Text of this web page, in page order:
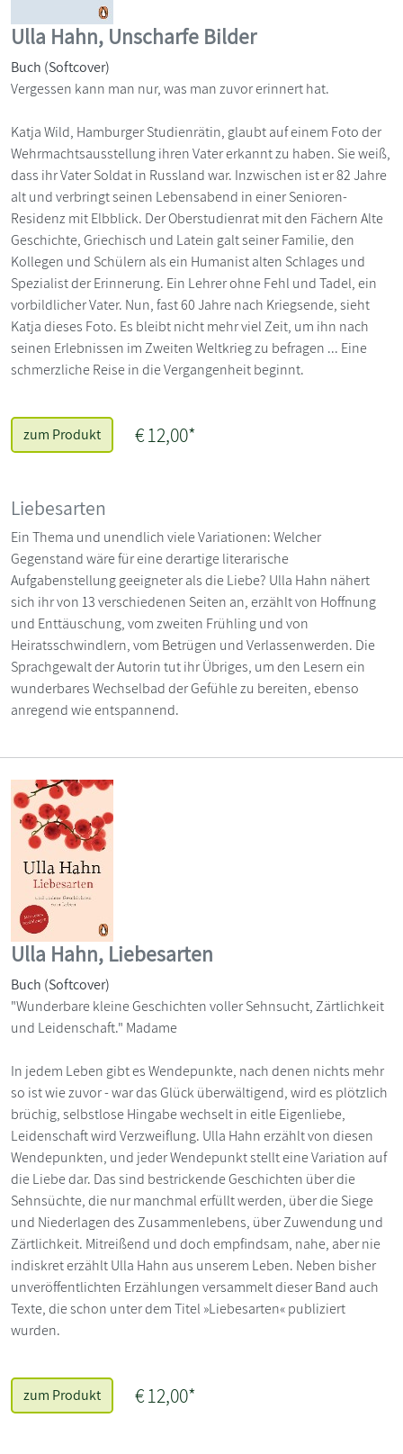
Ulla Hahn, Unscharfe Bilder
Buch (Softcover)
Vergessen kann man nur, was man zuvor erinnert hat.
Katja Wild, Hamburger Studienrätin, glaubt auf einem Foto der
Wehrmachtsausstellung ihren Vater erkannt zu haben. Sie weiß,
dass ihr Vater Soldat in Russland war. Inzwischen ist er 82 Jahre
alt und verbringt seinen Lebensabend in einer Senioren-
Residenz mit Elbblick. Der Oberstudienrat mit den Fächern Alte
Geschichte, Griechisch und Latein galt seiner Familie, den
Kollegen und Schülern als ein Humanist alten Schlages und
Spezialist der Erinnerung. Ein Lehrer ohne Fehl und Tadel, ein
vorbildlicher Vater. Nun, fast 60 Jahre nach Kriegsende, sieht
Katja dieses Foto. Es bleibt nicht mehr viel Zeit, um ihn nach
seinen Erlebnissen im Zweiten Weltkrieg zu befragen ... Eine
schmerzliche Reise in die Vergangenheit beginnt.
zum Produkt € 12,00*
Liebesarten
Ein Thema und unendlich viele Variationen: Welcher
Gegenstand wäre für eine derartige literarische
Aufgabenstellung geeigneter als die Liebe? Ulla Hahn nähert
sich ihr von 13 verschiedenen Seiten an, erzählt von Hoffnung
und Enttäuschung, vom zweiten Frühling und von
Heiratsschwindlern, vom Betrügen und Verlassenwerden. Die
Sprachgewalt der Autorin tut ihr Übriges, um den Lesern ein
wunderbares Wechselbad der Gefühle zu bereiten, ebenso
anregend wie entspannend.
Ulla Hahn, Liebesarten
Buch (Softcover)
"Wunderbare kleine Geschichten voller Sehnsucht, Zärtlichkeit
und Leidenschaft." Madame
In jedem Leben gibt es Wendepunkte, nach denen nichts mehr
so ist wie zuvor - war das Glück überwältigend, wird es plötzlich
brüchig, selbstlose Hingabe wechselt in eitle Eigenliebe,
Leidenschaft wird Verzweiflung. Ulla Hahn erzählt von diesen
Wendepunkten, und jeder Wendepunkt stellt eine Variation auf
die Liebe dar. Das sind bestrickende Geschichten über die
Sehnsüchte, die nur manchmal erfüllt werden, über die Siege
und Niederlagen des Zusammenlebens, über Zuwendung und
Zärtlichkeit. Mitreißend und doch empfindsam, nahe, aber nie
indiskret erzählt Ulla Hahn aus unserem Leben. Neben bisher
unveröffentlichten Erzählungen versammelt dieser Band auch
Texte, die schon unter dem Titel »Liebesarten« publiziert
wurden.
zum Produkt € 12,00*